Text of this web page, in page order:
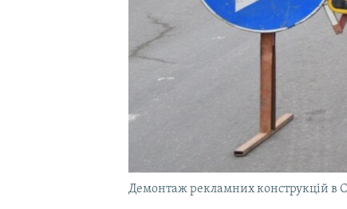
Демонтаж рекламних конструкцій в